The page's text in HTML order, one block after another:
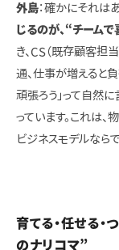
外島：確かにそれは
じるのが、“チーム
き、CS（既存顧客担
通、仕事が増えると
頑張ろう」って自然
っています。これは
ビジネスモデルなら
育てる・任せる・
のナリコマ”